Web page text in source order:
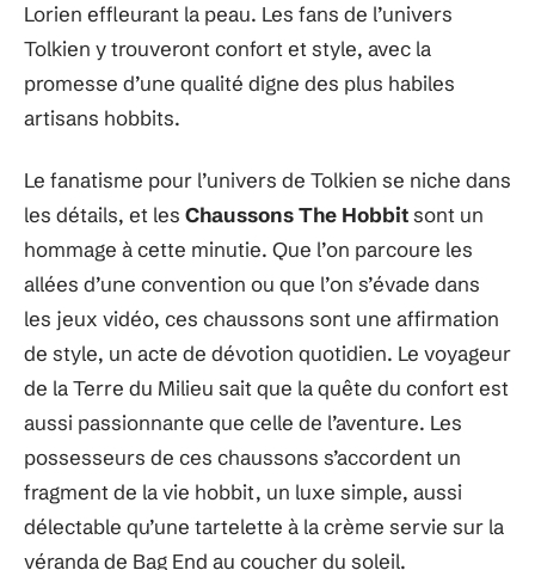
Lorien effleurant la peau. Les fans de l’univers
Tolkien y trouveront confort et style, avec la
promesse d’une qualité digne des plus habiles
artisans hobbits.
Le fanatisme pour l’univers de Tolkien se niche dans
les détails, et les Chaussons The Hobbitsont un
hommage à cette minutie. Que l’on parcoure les
allées d’une convention ou que l’on s’évade dans
les jeux vidéo, ces chaussons sont une affirmation
de style, un acte de dévotion quotidien. Le voyageur
de la Terre du Milieu sait que la quête du confort est
aussi passionnante que celle de l’aventure. Les
possesseurs de ces chaussons s’accordent un
fragment de la vie hobbit, un luxe simple, aussi
délectable qu’une tartelette à la crème servie sur la
véranda de Bag End au coucher du soleil.